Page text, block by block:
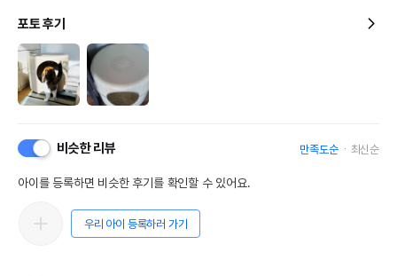
포토 후기
비슷한 리뷰 만족도순 최신순
아이를 등록하면 비슷한 후기를 확인할 수 있어요.
우리 아이 등록하러 가기